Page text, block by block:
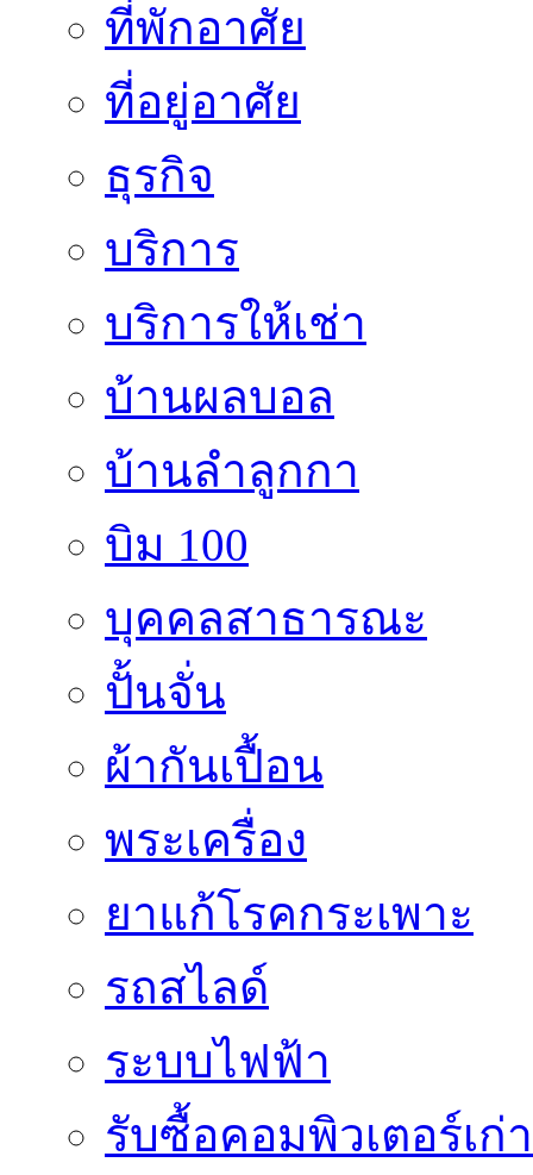
ที่พักอาศัย
ที่อยู่อาศัย
ธุรกิจ
บริการ
บริการให้เช่า
บ้านผลบอล
บ้านลำลูกกา
บิม 100
บุคคลสาธารณะ
ปั้นจั่น
ผ้ากันเปื้อน
พระเครื่อง
ยาแก้โรคกระเพาะ
รถสไลด์
ระบบไฟฟ้า
รับซื้อคอมพิวเตอร์เก่า